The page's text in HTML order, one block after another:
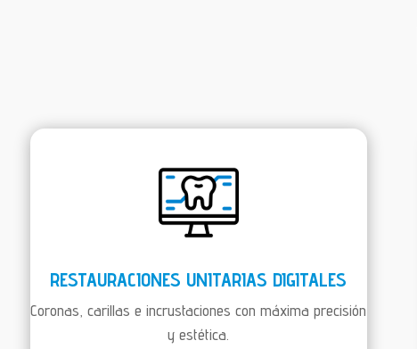
RESTAURACIONES UNITARIAS DIGITALES
Coronas, carillas e incrustaciones con máxima precisión
y estética.